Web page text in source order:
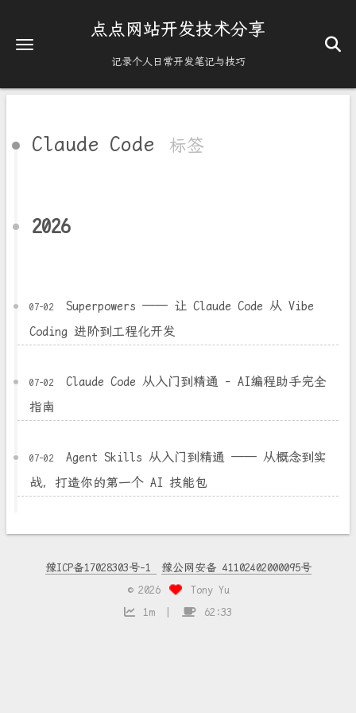
点点网站开发技术分享
记录个人日常开发笔记与技巧
Claude Code 标签
2026
07-02
Superpowers —— 让 Claude Code 从 Vibe
Coding 进阶到工程化开发
07-02
Claude Code 从入门到精通 - AI编程助手完全
指南
07-02
Agent Skills 从入门到精通 —— 从概念到实
战，打造你的第一个 AI 技能包
豫ICP备17028303号-1
豫公网安备 41102402000095号
© 2026
Tony Yu
1m
62:33